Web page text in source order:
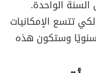
الواحدة.
تتسع الإمكانيات
وستكون هذه